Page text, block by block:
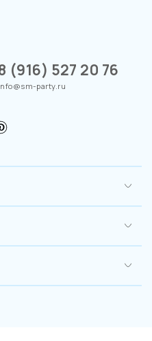
(916) 527 20 76
party.ru